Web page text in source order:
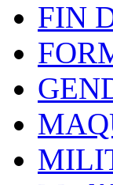
FIN